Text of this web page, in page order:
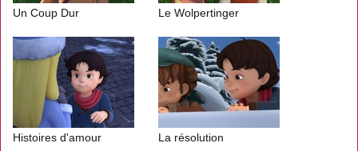
Un Coup Dur Le Wolpertinger
Histoires d'amour La résolution